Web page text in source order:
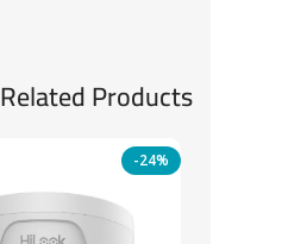
Related Products
-24%